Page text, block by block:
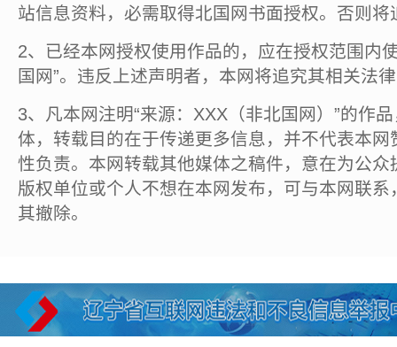
站信息资料，必需取得北国网书面授权。否则将
2、已经本网授权使用作品的，应在授权范围内
国网”。违反上述声明者，本网将追究其相关法
3、凡本网注明“来源：XXX（非北国网）”的作
体，转载目的在于传递更多信息，并不代表本
性负责。本网转载其他媒体之稿件，意在为公
版权单位或个人不想在本网发布，可与本网联
其撤除。